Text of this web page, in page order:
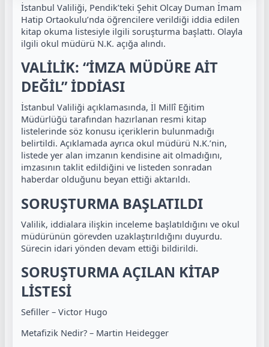
İstanbul Valiliği, Pendik’teki Şehit Olcay Duman İmam
Hatip Ortaokulu’nda öğrencilere verildiği iddia edilen
kitap okuma listesiyle ilgili soruşturma başlattı. Olayla
ilgili okul müdürü N.K. açığa alındı.
VALİLİK: “İMZA MÜDÜRE AİT
DEĞİL” İDDİASI
İstanbul Valiliği açıklamasında, İl Millî Eğitim
Müdürlüğü tarafından hazırlanan resmi kitap
listelerinde söz konusu içeriklerin bulunmadığı
belirtildi. Açıklamada ayrıca okul müdürü N.K.’nin,
listede yer alan imzanın kendisine ait olmadığını,
imzasının taklit edildiğini ve listeden sonradan
haberdar olduğunu beyan ettiği aktarıldı.
SORUŞTURMA BAŞLATILDI
Valilik, iddialara ilişkin inceleme başlatıldığını ve okul
müdürünün görevden uzaklaştırıldığını duyurdu.
Sürecin idari yönden devam ettiği bildirildi.
SORUŞTURMA AÇILAN KİTAP
LİSTESİ
Sefiller – Victor Hugo
Metafizik Nedir? – Martin Heidegger